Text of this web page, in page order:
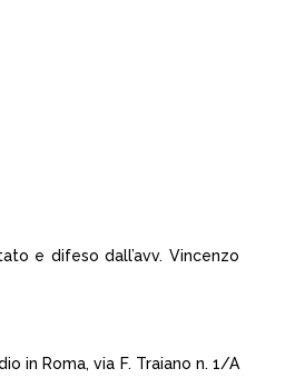
e difeso dall’avv. Vincenzo
in Roma, via F. Traiano n. 1/A